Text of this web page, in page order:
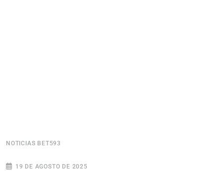
NOTICIAS BET593
19 DE AGOSTO DE 2025